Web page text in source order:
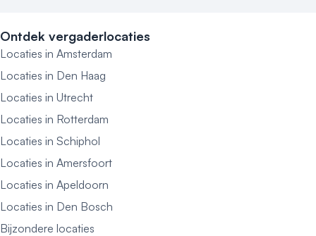
Ontdek vergaderlocaties
Locaties in Amsterdam
Locaties in Den Haag
Locaties in Utrecht
Locaties in Rotterdam
Locaties in Schiphol
Locaties in Amersfoort
Locaties in Apeldoorn
Locaties in Den Bosch
Bijzondere locaties